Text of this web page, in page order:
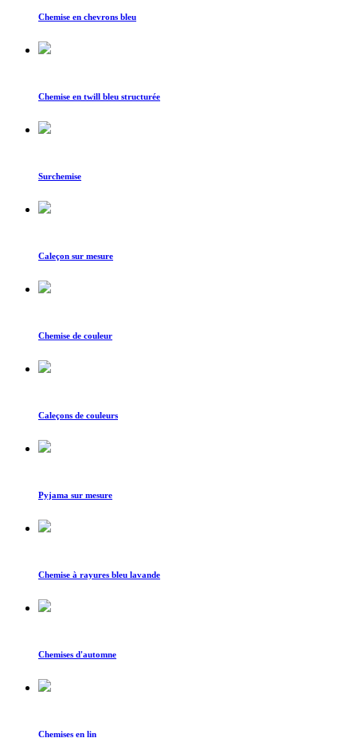
Chemise en chevrons bleu
Chemise en twill bleu structurée
Surchemise
Caleçon sur mesure
Chemise de couleur
Caleçons de couleurs
Pyjama sur mesure
Chemise à rayures bleu lavande
Chemises d'automne
Chemises en lin